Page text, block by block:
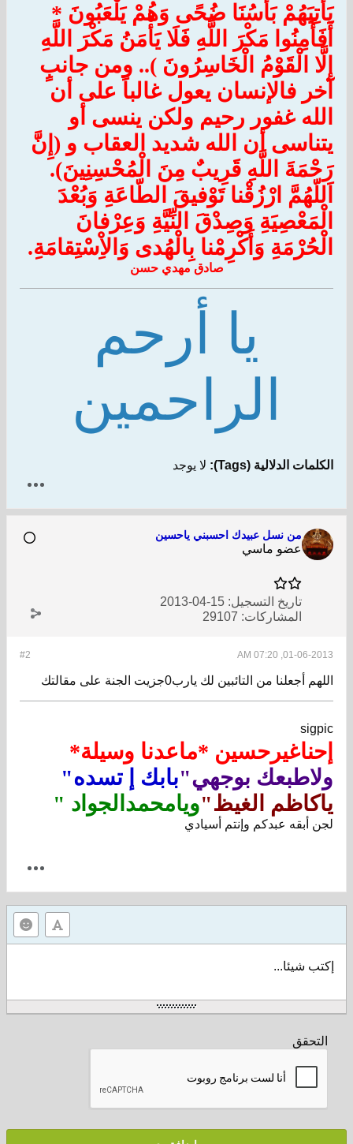
يَأْتِيَهُمْ بَأْسُنَا ضُحًى وَهُمْ يَلْعَبُونَ *
أَفَأَمِنُوا مَكْرَ اللَّهِ فَلَا يَأْمَنُ مَكْرَ اللَّهِ
إِلَّا الْقَوْمُ الْخَاسِرُونَ ).. ومن جانبٍ
آخر فالإنسان يعول غالباً على أن
الله غفور رحيم ولكن ينسى أو
يتناسى أن الله شديد العقاب و (إِنَّ
رَحْمَةَ اللَّهِ قَرِيبٌ مِنَ الْمُحْسِنِينَ).
اَللّهُمَّ ارْزُقْنا تَوْفيقَ الطّاعَةِ وَبُعْدَ
الْمَعْصِيَةِ وَصِدْقَ النِّيَّةِ وَعِرْفانَ
الْحُرْمَةِ وَأَكْرِمْنا بِالْهُدى وَالاِْسْتِقامَةِ.
صادق مهدي حسن
يا أرحم
الراحمين
الكلمات الدلالية (Tags): لا يوجد
من نسل عبيدك احسبني ياحسين
عضو ماسي
تاريخ التسجيل: 15-04-2013
المشاركات: 29107
#2 01-06-2013, 07:20 AM
اللهم أجعلنا من التائبين لك يارب0جزيت الجنة على مقالتك
sigpic
إحناغيرحسين *ماعدنا وسيلة*
ولاطبعك بوجهي"بابك إ تسده"
ياكاظم الغيظ"ويامحمدالجواد "
لجن أبقه عبدكم وإنتم أسيادي
إكتب شيئا...
التحقق